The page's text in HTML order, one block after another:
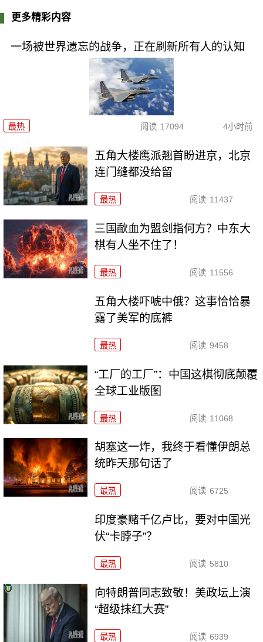
更多精彩内容
一场被世界遗忘的战争，正在刷新所有人的认知
最热 阅读 17094 4小时前
五角大楼鹰派翘首盼进京，北京
连门缝都没给留
最热 阅读 11437
三国歃血为盟剑指何方？中东大
棋有人坐不住了！
最热 阅读 11556
五角大楼吓唬中俄？这事恰恰暴
露了美军的底裤
最热 阅读 9458
“工厂的工厂”：中国这棋彻底颠覆
全球工业版图
最热 阅读 11068
胡塞这一炸，我终于看懂伊朗总
统昨天那句话了
最热 阅读 6725
印度豪赌千亿卢比，要对中国光
伏“卡脖子”？
最热 阅读 5810
向特朗普同志致敬！美政坛上演
“超级抹红大赛”
最热 阅读 6939